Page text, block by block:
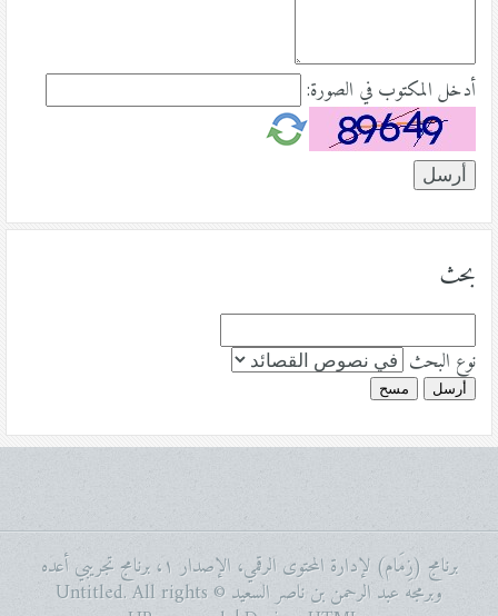
أدخل المكتوب في الصورة:
بحث
نوع البحث
أرسل مسح
برنامج (زِمَام) لإدارة المحتوى الرقمي، الإصدار ١، برنامج تجريبي أعده
وبرمجه عبد الرحمن بن ناصر السعيد © Untitled. All rights